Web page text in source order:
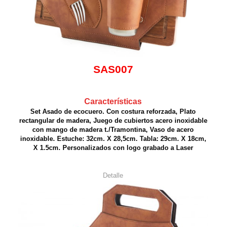
SAS007
Características
Set Asado de ecocuero. Con costura reforzada, Plato
rectangular de madera, Juego de cubiertos acero inoxidable
con mango de madera t./Tramontina, Vaso de acero
inoxidable. Estuche: 32cm. X 28,5cm. Tabla: 29cm. X 18cm,
X 1.5cm. Personalizados con logo grabado a Laser
Detalle